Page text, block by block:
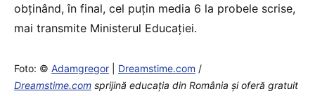
obținând, în final, cel puţin media 6 la probele scrise,
mai transmite Ministerul Educației.
Foto: © Adamgregor Dreamstime.com /
Dreamstime.com sprijină educaţia din România şi oferă gratuit